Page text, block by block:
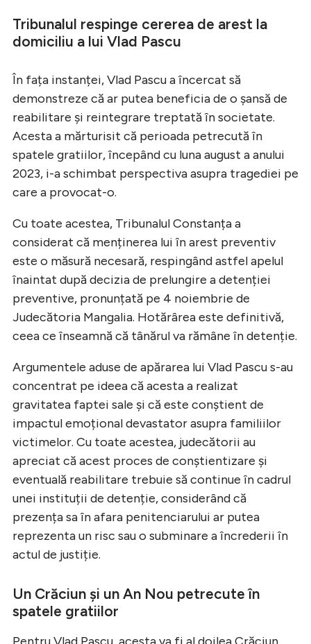
Tribunalul respinge cererea de arest la
domiciliu a lui Vlad Pascu
În fața instanței, Vlad Pascu a încercat să
demonstreze că ar putea beneficia de o șansă de
reabilitare și reintegrare treptată în societate.
Acesta a mărturisit că perioada petrecută în
spatele gratiilor, începând cu luna august a anului
2023, i-a schimbat perspectiva asupra tragediei pe
care a provocat-o.
Cu toate acestea, Tribunalul Constanța a
considerat că menținerea lui în arest preventiv
este o măsură necesară, respingând astfel apelul
înaintat după decizia de prelungire a detenției
preventive, pronunțată pe 4 noiembrie de
Judecătoria Mangalia. Hotărârea este definitivă,
ceea ce înseamnă că tânărul va rămâne în detenție.
Argumentele aduse de apărarea lui Vlad Pascu s-au
concentrat pe ideea că acesta a realizat
gravitatea faptei sale și că este conștient de
impactul emoțional devastator asupra familiilor
victimelor. Cu toate acestea, judecătorii au
apreciat că acest proces de conștientizare și
eventuală reabilitare trebuie să continue în cadrul
unei instituții de detenție, considerând că
prezența sa în afara penitenciarului ar putea
reprezenta un risc sau o subminare a încrederii în
actul de justiție.
Un Crăciun și un An Nou petrecute în
spatele gratiilor